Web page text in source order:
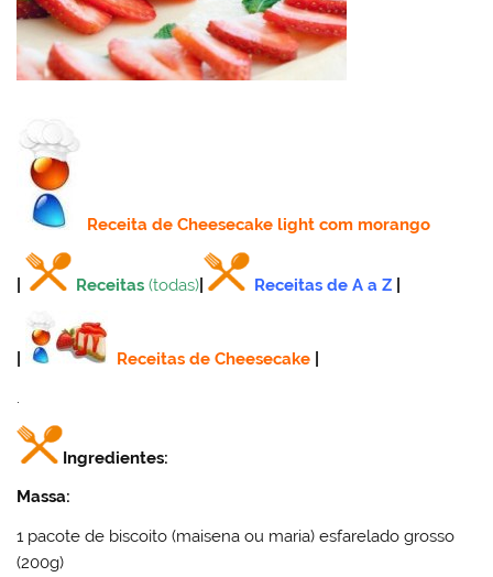
Receitade Cheesecake light com morango
Receitas (todas) Receitas de A a Z
Receitas de Cheesecake
.
Ingredientes:
Massa:
1 pacote de biscoito (maisena ou maria) esfarelado grosso
(200g)